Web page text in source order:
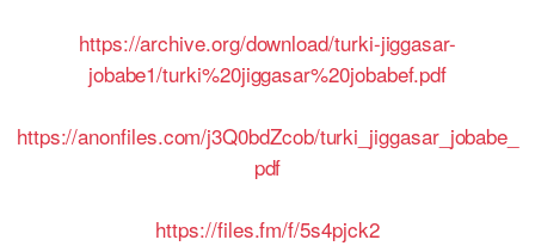
https://archive.org/download/turki-jiggasar-
jobabe1/turki%20jiggasar%20jobabef.pdf
https://anonfiles.com/j3Q0bdZcob/turki_jiggasar_jobabe_
pdf
https://files.fm/f/5s4pjck2